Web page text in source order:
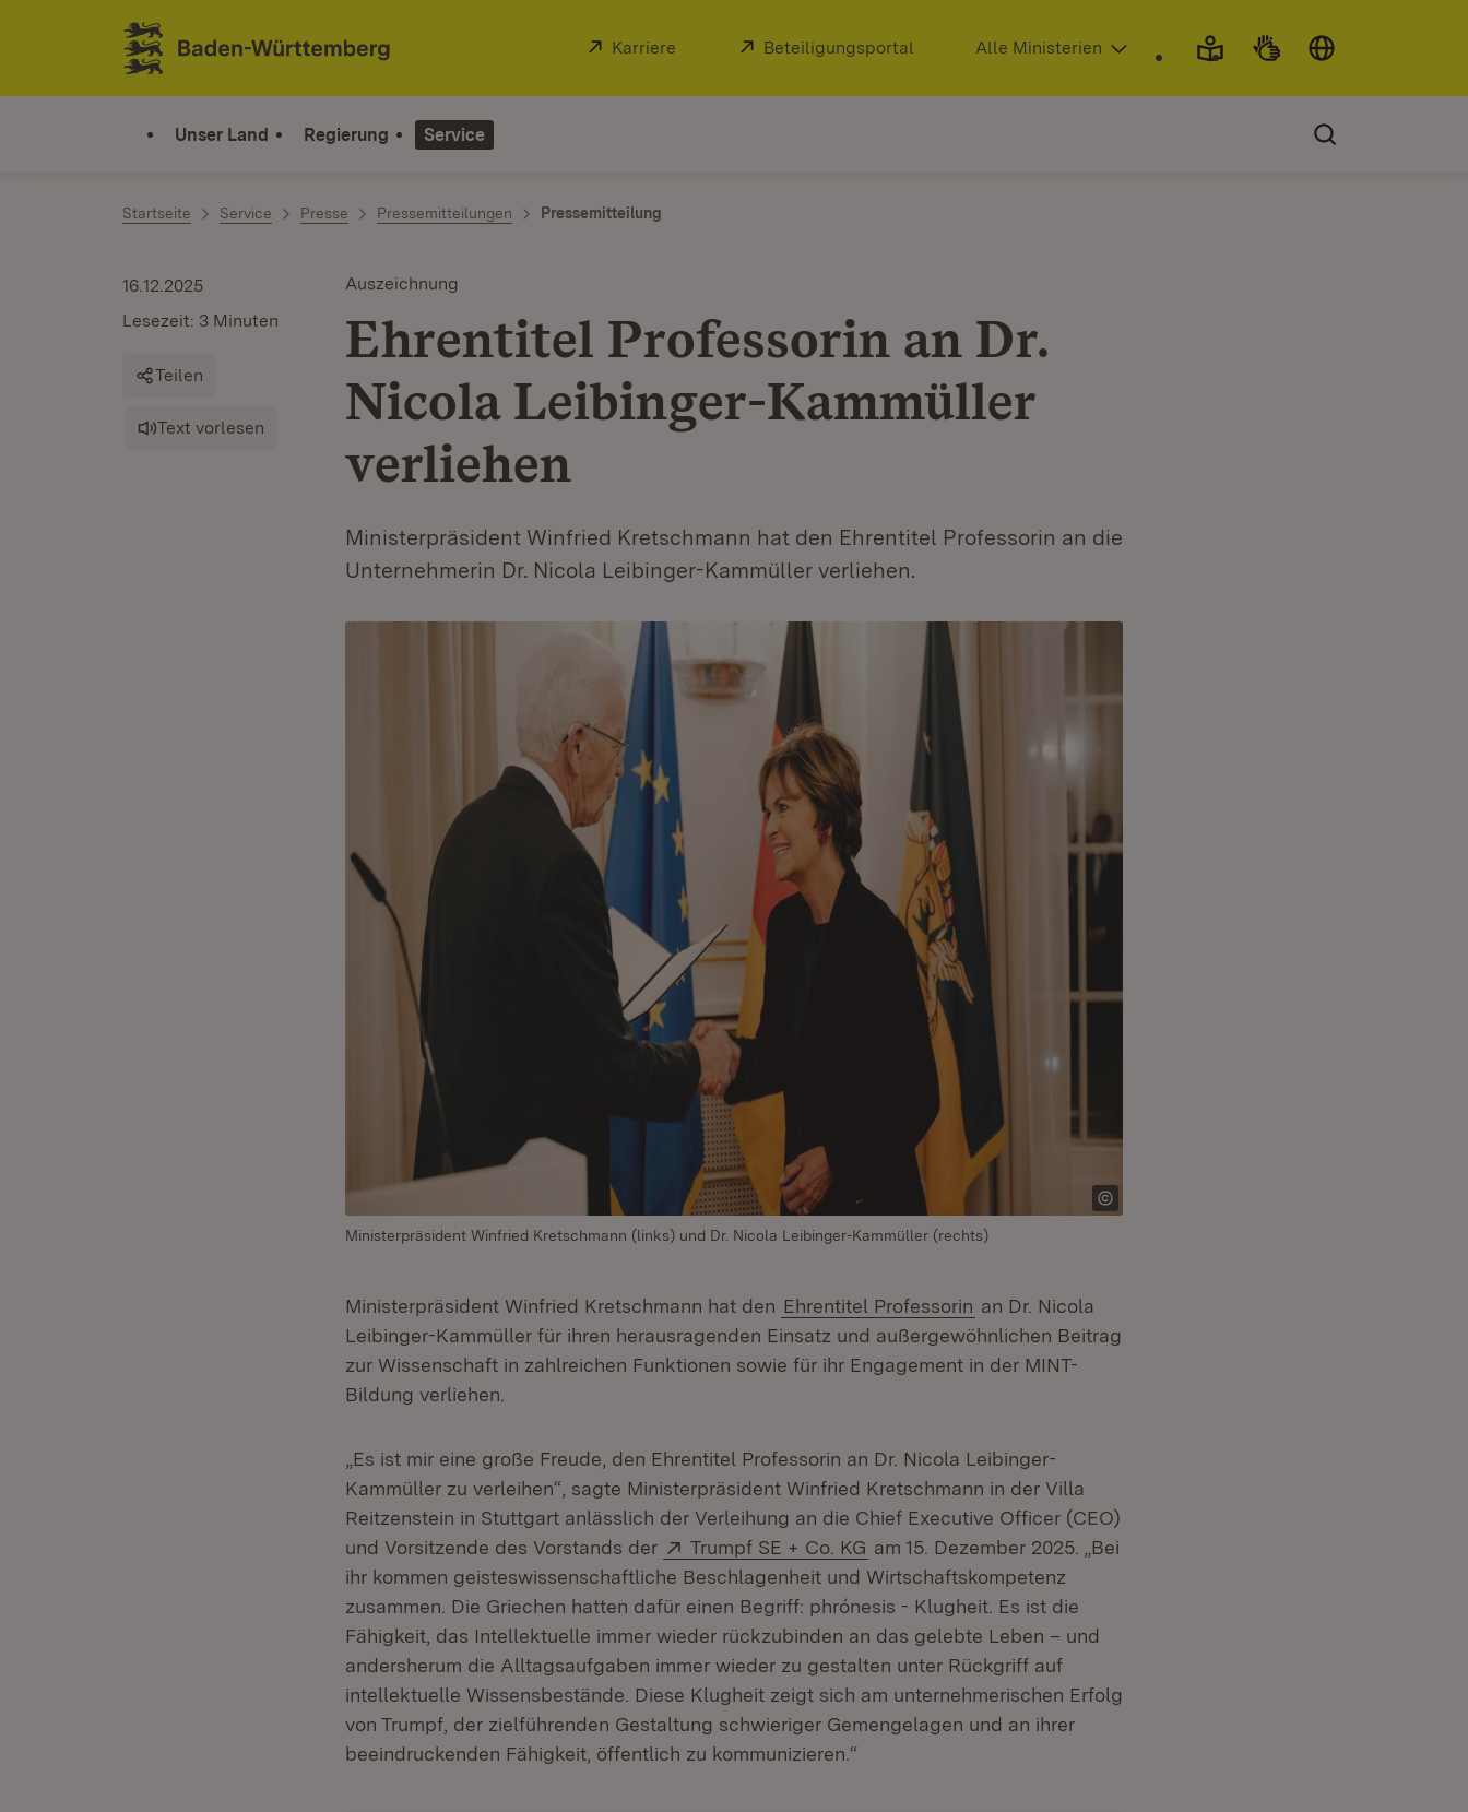
Zum Inhalt springen
Link zur Startseite
Extern:
Karriere (Öffnet in neuem Fenster)
Extern:
Beteiligungsportal (Öffnet in neuem Fenster)
Alle Ministerien
Unser Land Regierung Service
Startseite Service Presse Pressemitteilungen Pressemitteilung
Auszeichnung
Ehrentitel Professorin an Dr.
Nicola Leibinger-Kammüller
verliehen
Ministerpräsident Winfried Kretschmann hat den Ehrentitel Professorin an die
Unternehmerin Dr. Nicola Leibinger-Kammüller verliehen.
16.12.2025
Lesezeit: 3 Minuten
Teilen
Text vorlesen
Ministerpräsident Winfried Kretschmann (links) und Dr. Nicola Leibinger-Kammüller (rechts)
Ministerpräsident Winfried Kretschmann hat den Ehrentitel Professorin an Dr. Nicola
Leibinger-Kammüller für ihren herausragenden Einsatz und außergewöhnlichen Beitrag
zur Wissenschaft in zahlreichen Funktionen sowie für ihr Engagement in der MINT-
Bildung verliehen.
„Es ist mir eine große Freude, den Ehrentitel Professorin an Dr. Nicola Leibinger-
Kammüller zu verleihen“, sagte Ministerpräsident Winfried Kretschmann in der Villa
Reitzenstein in Stuttgart anlässlich der Verleihung an die Chief Executive Officer (CEO)
und Vorsitzende des Vorstands der
Extern:
Trumpf SE + Co. KG (Öffnet in neuem Fenster)
am 15. Dezember 2025. „Bei
ihr kommen geisteswissenschaftliche Beschlagenheit und Wirtschaftskompetenz
zusammen. Die Griechen hatten dafür einen Begriff: phrónesis - Klugheit. Es ist die
Fähigkeit, das Intellektuelle immer wieder rückzubinden an das gelebte Leben – und
andersherum die Alltagsaufgaben immer wieder zu gestalten unter Rückgriff auf
intellektuelle Wissensbestände. Diese Klugheit zeigt sich am unternehmerischen Erfolg
von Trumpf, der zielführenden Gestaltung schwieriger Gemengelagen und an ihrer
beeindruckenden Fähigkeit, öffentlich zu kommunizieren.“